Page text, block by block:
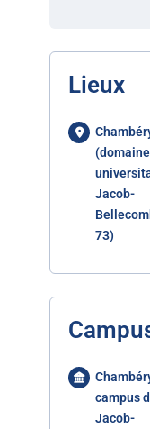
Lieux
(domaine
Jacob-
73)
campus
Jacob-